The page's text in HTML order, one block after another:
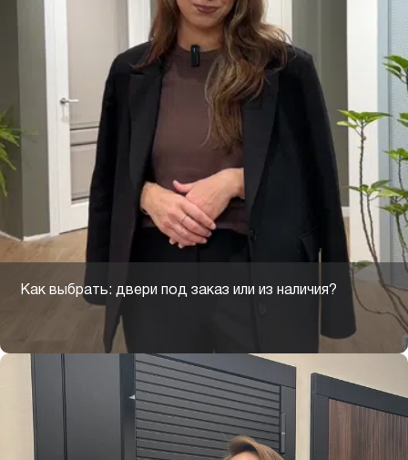
Как выбрать: двери под заказ или из наличия?